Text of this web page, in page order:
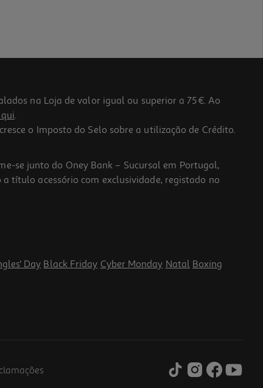
na Loja de valor igual ou superior a 75€. Ao
.
o Imposto do Selo sobre a utilização de Crédito.
se junto do Oney Bank – Sucursal em Portugal,
título acessório com exclusividade, registado no
Day Black Friday Cyber Monday Natal Boxing